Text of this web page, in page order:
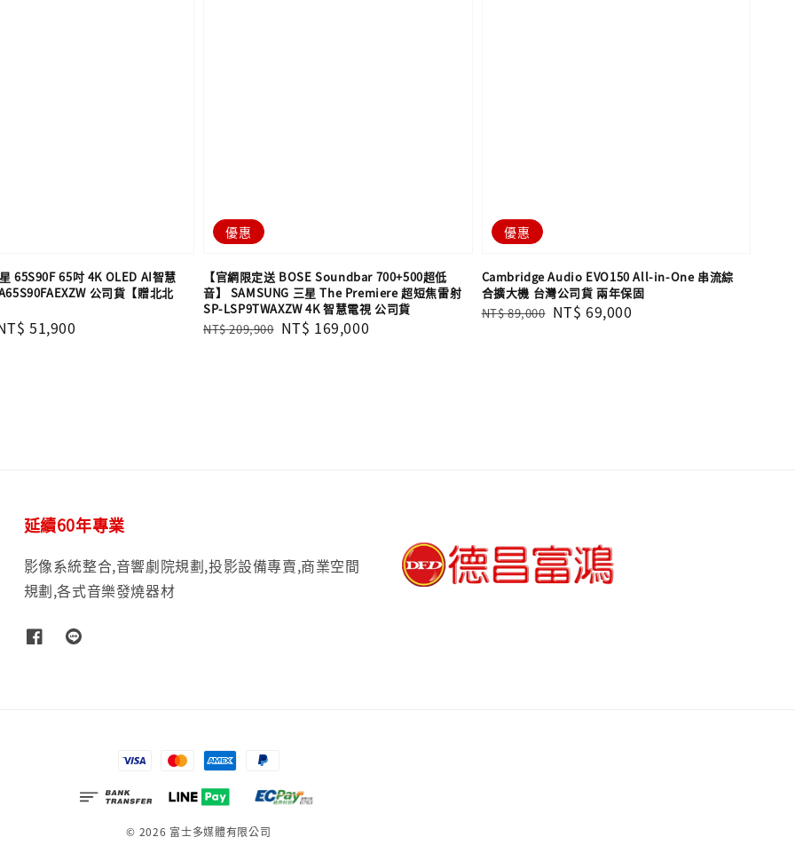
65S90F 65吋 4K OLED AI智慧
公司貨【贈北北
51,900
優惠
【官網限定送 BOSE Soundbar 700+500超低
音】 SAMSUNG 三星 The Premiere 超短焦雷射
SP-LSP9TWAXZW 4K 智慧電視 公司貨
Regular
NT$ 209,900 Sale
NT$ 169,000
優惠
Cambridge Audio EVO150 All-in-One 串流綜
合擴大機 台灣公司貨 兩年保固
Regular
NT$ 89,000 Sale
NT$ 69,000
延續60年專業
影像系統整合,音響劇院規劃,投影設備專賣,商業空間
規劃,各式音樂發燒器材
© 2026 富士多媒體有限公司